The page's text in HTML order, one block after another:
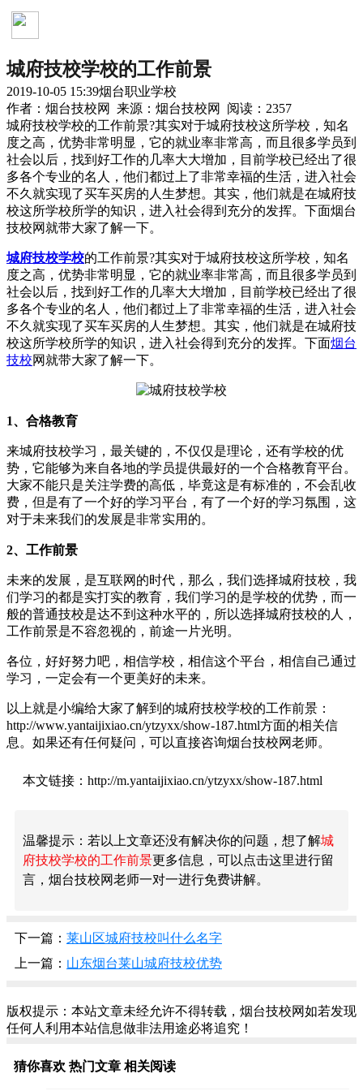
城府技校学校的工作前景
2019-10-05 15:39烟台职业学校
作者：烟台技校网 来源：烟台技校网 阅读：2357
城府技校学校的工作前景?其实对于城府技校这所学校，知名
度之高，优势非常明显，它的就业率非常高，而且很多学员到
社会以后，找到好工作的几率大大增加，目前学校已经出了很
多各个专业的名人，他们都过上了非常幸福的生活，进入社会
不久就实现了买车买房的人生梦想。其实，他们就是在城府技
校这所学校所学的知识，进入社会得到充分的发挥。下面烟台
技校网就带大家了解一下。
城府技校学校的工作前景?其实对于城府技校这所学校，知名
度之高，优势非常明显，它的就业率非常高，而且很多学员到
社会以后，找到好工作的几率大大增加，目前学校已经出了很
多各个专业的名人，他们都过上了非常幸福的生活，进入社会
不久就实现了买车买房的人生梦想。其实，他们就是在城府技
校这所学校所学的知识，进入社会得到充分的发挥。下面烟台
技校网就带大家了解一下。
1、合格教育
来城府技校学习，最关键的，不仅仅是理论，还有学校的优
势，它能够为来自各地的学员提供最好的一个合格教育平台。
大家不能只是关注学费的高低，毕竟这是有标准的，不会乱收
费，但是有了一个好的学习平台，有了一个好的学习氛围，这
对于未来我们的发展是非常实用的。
2、工作前景
未来的发展，是互联网的时代，那么，我们选择城府技校，我
们学习的都是实打实的教育，我们学习的是学校的优势，而一
般的普通技校是达不到这种水平的，所以选择城府技校的人，
工作前景是不容忽视的，前途一片光明。
各位，好好努力吧，相信学校，相信这个平台，相信自己通过
学习，一定会有一个更美好的未来。
以上就是小编给大家了解到的城府技校学校的工作前景：
http://www.yantaijixiao.cn/ytzyxx/show-187.html方面的相关信
息。如果还有任何疑问，可以直接咨询烟台技校网老师。
本文链接：http://m.yantaijixiao.cn/ytzyxx/show-187.html
温馨提示：若以上文章还没有解决你的问题，想了解城
府技校学校的工作前景更多信息，可以点击这里进行留
言，烟台技校网老师一对一进行免费讲解。
下一篇： 莱山区城府技校叫什么名字
上一篇： 山东烟台莱山城府技校优势
版权提示：本站文章未经允许不得转载，烟台技校网如若发现
任何人利用本站信息做非法用途必将追究！
猜你喜欢 热门文章 相关阅读